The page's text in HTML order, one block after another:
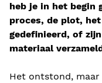
heb je in het begin
proces, de plot,
gedefinieerd, of
materiaal
Het ontstond, maar